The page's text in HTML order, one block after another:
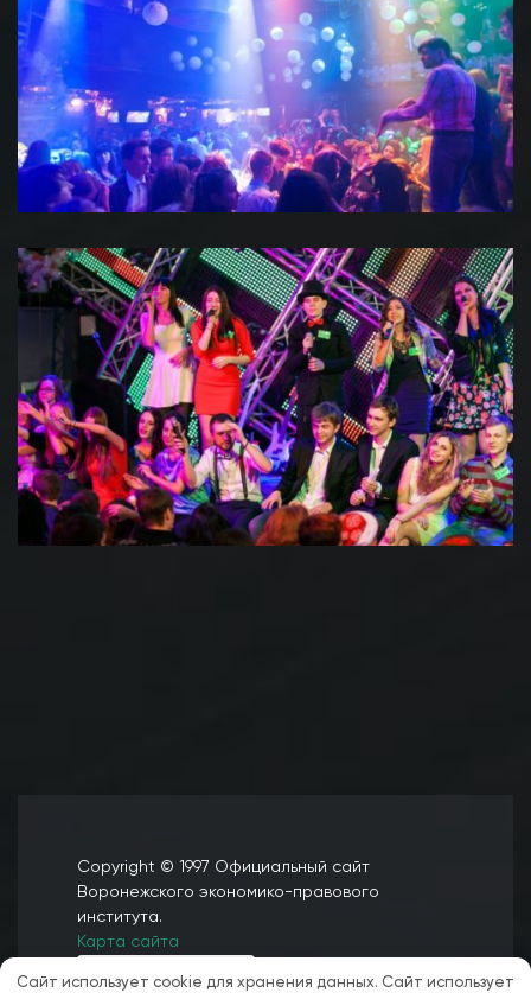
Copyright © 1997 Официальный сайт
Воронежского экономико-правового
института.
Карта сайта
Сайт использует cookie для хранения данных. Сайт использует